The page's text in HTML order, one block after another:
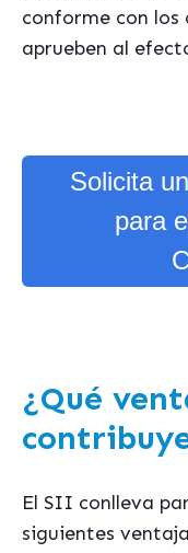
conforme con los
aprueben al
Solicita
para
¿Qué
El SII conlleva
siguientes